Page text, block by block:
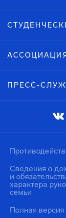
ПРЕСС-
Сведения о
и
характера
семьи
Полная версия